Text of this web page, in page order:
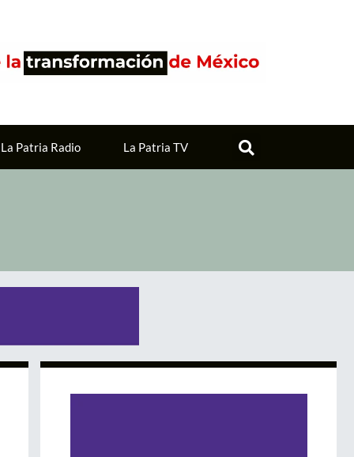
La Patria Radio La Patria TV